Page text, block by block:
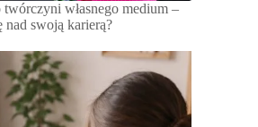
własnego medium –
nad swoją karierą?